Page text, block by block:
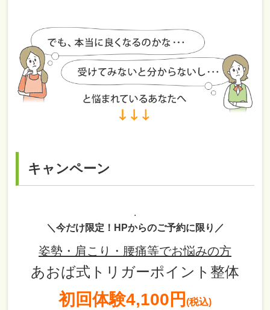
キャンペーン
.
＼今だけ限定！HPからのご予約に限り／
姿勢・肩こり・腰痛等でお悩みの方
あおば式トリガーポイント整体
初回体験4,100円 (税込)